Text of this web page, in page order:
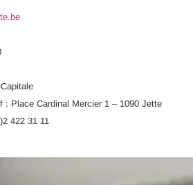
: Place Cardinal Mercier 1 – 1090 Jette
422 31 11